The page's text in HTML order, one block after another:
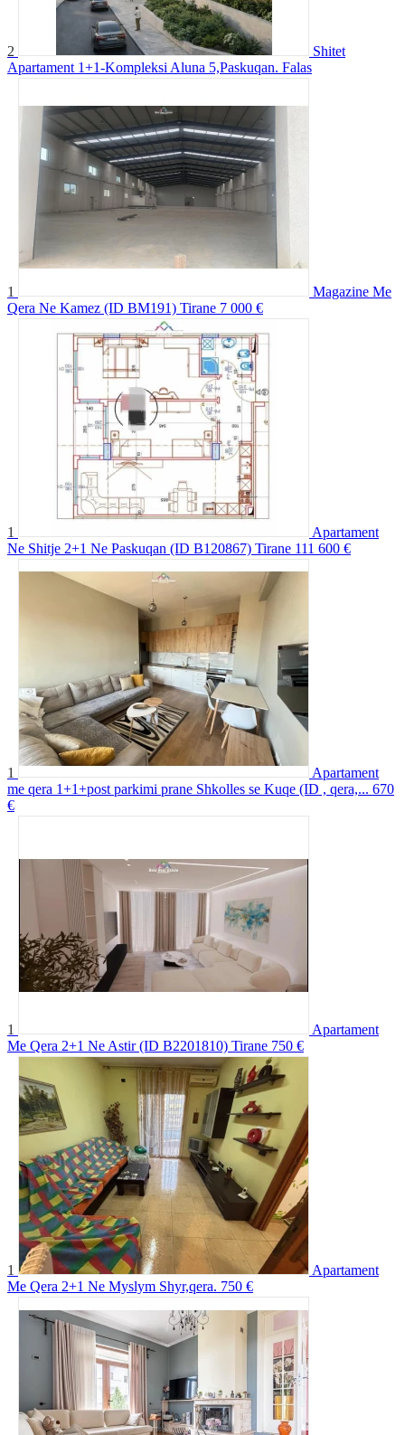
2
Shitet
Apartament 1+1-Kompleksi Aluna 5,Paskuqan. Falas
1
Magazine Me
Qera Ne Kamez (ID BM191) Tirane 7 000 €
1
Apartament
Ne Shitje 2+1 Ne Paskuqan (ID B120867) Tirane 111 600 €
1
Apartament
me qera 1+1+post parkimi prane Shkolles se Kuqe (ID , qera,... 670
€
1
Apartament
Me Qera 2+1 Ne Astir (ID B2201810) Tirane 750 €
1
Apartament
Me Qera 2+1 Ne Myslym Shyr,qera. 750 €